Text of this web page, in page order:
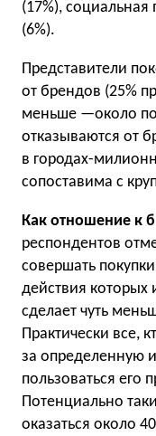
(17%),
(6%).
Представители
от брендов (25%
меньше —около
отказываются от
в городах-
сопоставима с
Как отношение к
респондентов
совершать
действия которых
сделает чуть
Практически все,
за определенную
пользоваться его
Потенциально
оказаться около